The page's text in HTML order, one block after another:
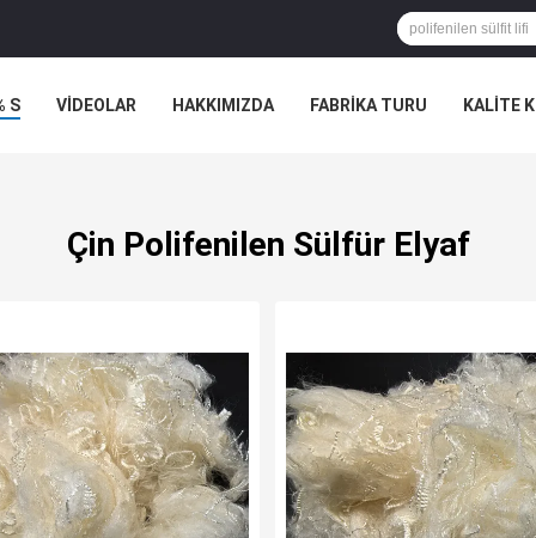
S VİDEOLAR HAKKIMIZDA FABRIKA TURU KALITE
Çin Polifenilen Sülfür Elyaf